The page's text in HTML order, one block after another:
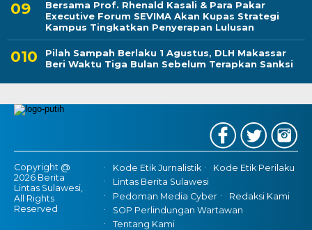
Bersama Prof. Rhenald Kasali & Para Pakar
Executive Forum SEVIMA Akan Kupas Strategi
Kampus Tingkatkan Penyerapan Lulusan
Pilah Sampah Berlaku 1 Agustus, DLH Makassar
Beri Waktu Tiga Bulan Sebelum Terapkan Sanksi
Copyright @
2026 Berita
Lintas Sulawesi,
All Rights
Reserved
Kode Etik Jurnalistik
Kode Etik Perilaku
Lintas Berita Sulawesi
Pedoman Media Cyber
Redaksi Kami
SOP Perlindungan Wartawan
Tentang Kami